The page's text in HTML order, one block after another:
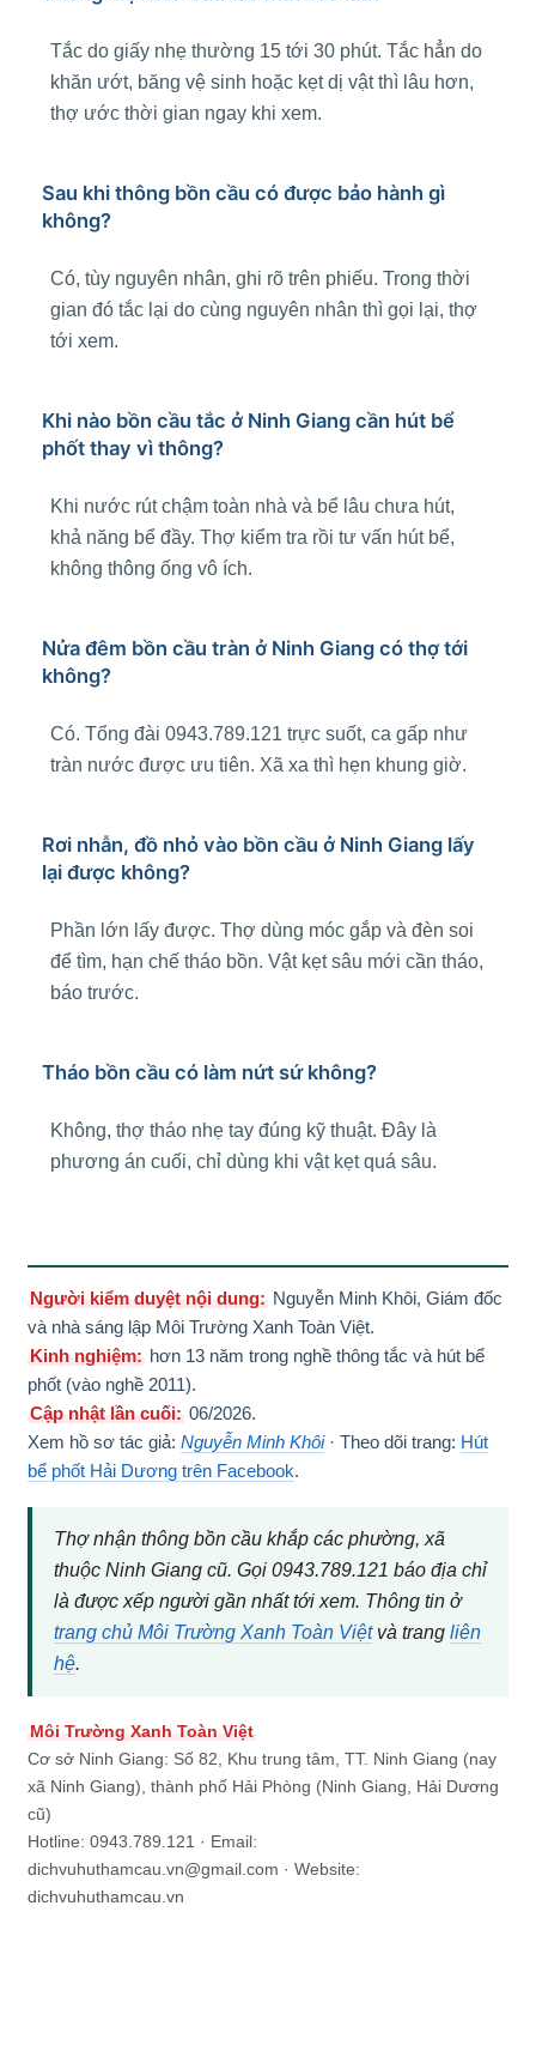
Tắc do giấy nhẹ thường 15 tới 30 phút. Tắc hẳn do
khăn ướt, băng vệ sinh hoặc kẹt dị vật thì lâu hơn,
thợ ước thời gian ngay khi xem.
Sau khi thông bồn cầu có được bảo hành gì
không?
Có, tùy nguyên nhân, ghi rõ trên phiếu. Trong thời
gian đó tắc lại do cùng nguyên nhân thì gọi lại, thợ
tới xem.
Khi nào bồn cầu tắc ở Ninh Giang cần hút bể
phốt thay vì thông?
Khi nước rút chậm toàn nhà và bể lâu chưa hút,
khả năng bể đầy. Thợ kiểm tra rồi tư vấn hút bể,
không thông ống vô ích.
Nửa đêm bồn cầu tràn ở Ninh Giang có thợ tới
không?
Có. Tổng đài 0943.789.121 trực suốt, ca gấp như
tràn nước được ưu tiên. Xã xa thì hẹn khung giờ.
Rơi nhẫn, đồ nhỏ vào bồn cầu ở Ninh Giang lấy
lại được không?
Phần lớn lấy được. Thợ dùng móc gắp và đèn soi
để tìm, hạn chế tháo bồn. Vật kẹt sâu mới cần tháo,
báo trước.
Tháo bồn cầu có làm nứt sứ không?
Không, thợ tháo nhẹ tay đúng kỹ thuật. Đây là
phương án cuối, chỉ dùng khi vật kẹt quá sâu.
Người kiểm duyệt nội dung: Nguyễn Minh Khôi, Giám đốc
và nhà sáng lập Môi Trường Xanh Toàn Việt.
Kinh nghiệm: hơn 13 năm trong nghề thông tắc và hút bể
phốt (vào nghề 2011).
Cập nhật lần cuối: 06/2026.
Xem hồ sơ tác giả: Nguyễn Minh Khôi· Theo dõi trang: Hút
bể phốt Hải Dương trên Facebook.
Thợ nhận thông bồn cầu khắp các phường, xã
thuộc Ninh Giang cũ. Gọi 0943.789.121 báo địa chỉ
là được xếp người gần nhất tới xem. Thông tin ở
trang chủ Môi Trường Xanh Toàn Việtvà trang liên
hệ.
Môi Trường Xanh Toàn Việt
Cơ sở Ninh Giang: Số 82, Khu trung tâm, TT. Ninh Giang (nay
xã Ninh Giang), thành phố Hải Phòng (Ninh Giang, Hải Dương
cũ)
Hotline: 0943.789.121 · Email:
dichvuhuthamcau.vn@gmail.com · Website:
dichvuhuthamcau.vn